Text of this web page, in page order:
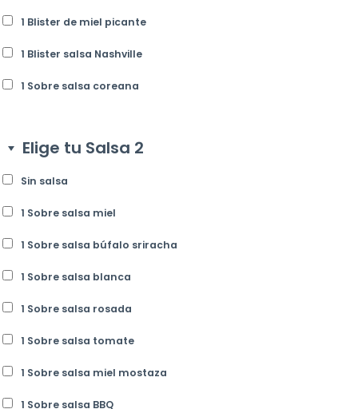
1 Blister de miel picante
1 Blister salsa Nashville
1 Sobre salsa coreana
Elige tu Salsa 2
Sin salsa
1 Sobre salsa miel
1 Sobre salsa búfalo sriracha
1 Sobre salsa blanca
1 Sobre salsa rosada
1 Sobre salsa tomate
1 Sobre salsa miel mostaza
1 Sobre salsa BBQ